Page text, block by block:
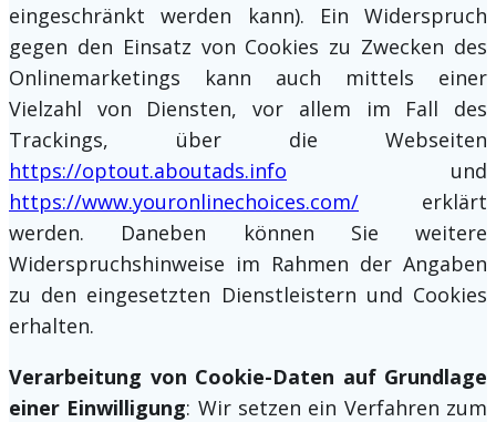
eingeschränkt werden kann). Ein Widerspruch
gegen den Einsatz von Cookies zu Zwecken des
Onlinemarketings kann auch mittels einer
Vielzahl von Diensten, vor allem im Fall des
Trackings, über die Webseiten
https://optout.aboutads.info und
https://www.youronlinechoices.com/ erklärt
werden. Daneben können Sie weitere
Widerspruchshinweise im Rahmen der Angaben
zu den eingesetzten Dienstleistern und Cookies
erhalten.
Verarbeitung von Cookie-Daten auf Grundlage
einer Einwilligung: Wir setzen ein Verfahren zum